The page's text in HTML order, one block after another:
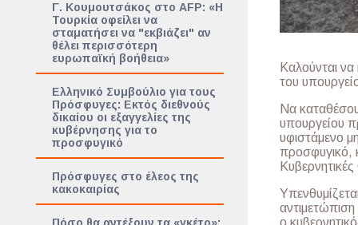
Γ. Κουμουτσάκος στο AFP: «Η
Τουρκία οφείλει να
σταματήσει να "εκβιάζει" αν
θέλει περισσότερη
ευρωπαϊκή βοήθεια»
Ελληνικό Συμβούλιο για τους
Πρόσφυγες: Εκτός διεθνούς
δικαίου οι εξαγγελίες της
κυβέρνησης για το
προσφυγικό
Πρόσφυγες στο έλεος της
κακοκαιρίας
Καλούνται
του
Nα
υπουργείου
υφιστάμενο
προσφυγικό,
ο